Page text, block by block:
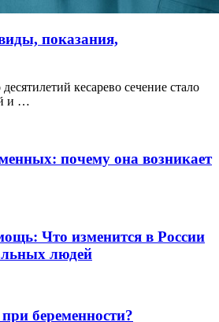
показания,
кесарево сечение стало
и …
почему она возникает
Что изменится в России
людей
беременности?